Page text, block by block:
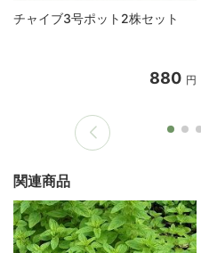
チャイブ3号ポット2株セット
880 円
関連商品